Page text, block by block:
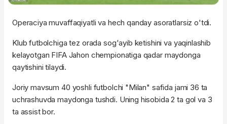
Operaciya muvaffaqiyatli va hech qanday asoratlarsiz o'tdi.
Klub futbolchiga tez orada sog'ayib ketishini va yaqinlashib
kelayotgan FIFA Jahon chempionatiga qadar maydonga
qaytishini tilaydi.
Joriy mavsum 40 yoshli futbolchi "Milan" safida jami 36 ta
uchrashuvda maydonga tushdi. Uning hisobida 2 ta gol va 3
ta assist bor.